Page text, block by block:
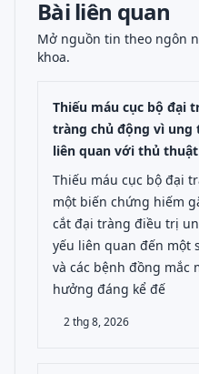
Bài liên quan
Mở nguồn tin theo ngôn
khoa.
Thiếu máu cục bộ đại
tràng chủ động vì ung
liên quan với thủ
Thiếu máu cục bộ đại
một biến chứng hiếm
cắt đại tràng điều trị
yếu liên quan đến một
và các bệnh đồng mắc
hưởng đáng kể đế
2 thg 8, 2026